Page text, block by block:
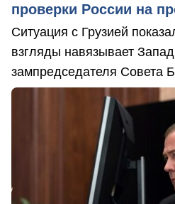
проверки России на
Ситуация с Грузией
взгляды навязывает
зампредседателя Совета